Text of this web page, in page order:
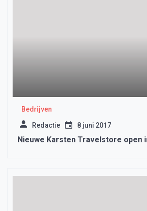
Bedrijven
Redactie 8 juni 2017
Nieuwe Karsten Travelstore open